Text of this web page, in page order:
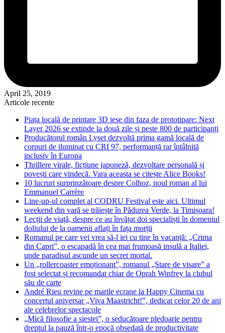
April 25, 2019
Articole recente
Piața locală de printare 3D iese din faza de prototipare: Next
Layer 2026 se extinde la două zile și peste 800 de participanți
Producătorul român Lyset dezvoltă prima gamă locală de
corpuri de iluminat cu CRI 97, performanță rar întâlnită
inclusiv în Europa
Thrillere virale, ficțiune japoneză, dezvoltare personală și
povești care vindecă. Vara aceasta se citește Alice Books!
10 lucruri surprinzătoare despre Colhoz, noul roman al lui
Emmanuel Carrère
Line-up-ul complet al CODRU Festival este aici. Ultimul
weekend din vară se trăiește în Pădurea Verde, la Timișoara!
Lecții de viață, despre ce au învățat doi specialiști în domeniul
doliului de la oamenii aflați în fața morții
Romanul pe care vei vrea să-l iei cu tine în vacanță: „Crima
din Capri”, o escapadă în cea mai frumoasă insulă a Italiei,
unde paradisul ascunde un secret mortal.
Un „rollercoaster emoționant”, romanul „Stare de visare” a
fost selectat și recomandat chiar de Oprah Winfrey la clubul
său de carte
André Rieu revine pe marile ecrane la Happy Cinema cu
concertul aniversar „Viva Maastricht!”, dedicat celor 20 de ani
ale celebrelor spectacole
„Mică filosofie a siestei”, o seducătoare pledoarie pentru
dreptul la pauză într-o epocă obsedată de productivitate